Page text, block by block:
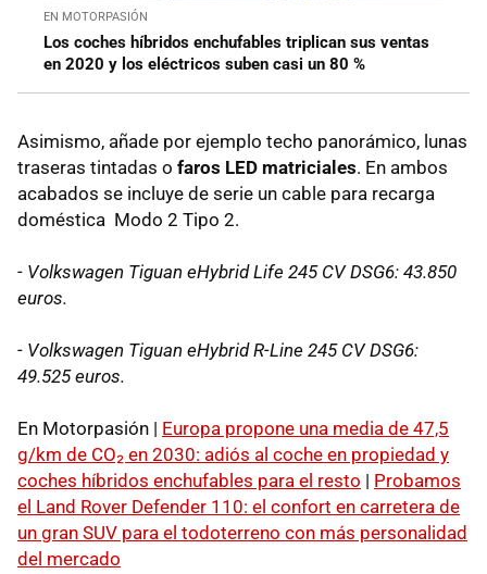
EN MOTORPASIÓN
Los coches híbridos enchufables triplican sus ventas
en 2020 y los eléctricos suben casi un 80 %
Asimismo, añade por ejemplo techo panorámico, lunas
traseras tintadas o faros LED matriciales. En ambos
acabados se incluye de serie un cable para recarga
doméstica Modo 2 Tipo 2.
- Volkswagen Tiguan eHybrid Life 245 CV DSG6: 43.850
euros.
- Volkswagen Tiguan eHybrid R-Line 245 CV DSG6:
49.525 euros.
En Motorpasión | Europa propone una media de 47,5
g/km de CO₂ en 2030: adiós al coche en propiedad y
coches híbridos enchufables para el resto | Probamos
el Land Rover Defender 110: el confort en carretera de
un gran SUV para el todoterreno con más personalidad
del mercado